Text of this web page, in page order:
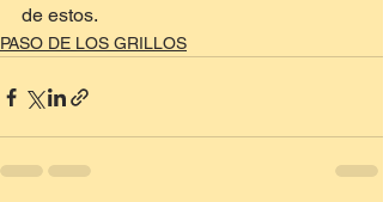
de estos.
PASO DE LOS GRILLOS